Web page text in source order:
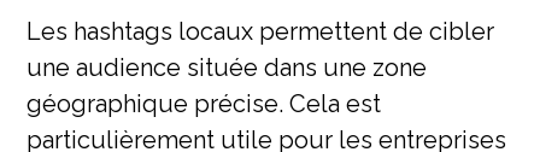
Les hashtags locaux permettent de cibler
une audience située dans une zone
géographique précise. Cela est
particulièrement utile pour les entreprises